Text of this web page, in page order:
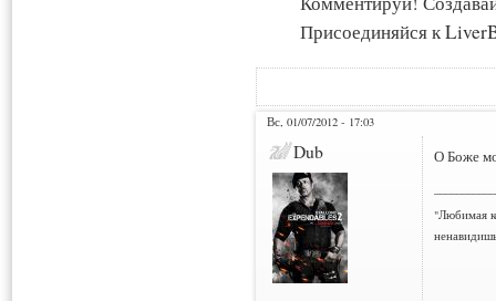
Присоединяйся к
Вс, 01/07/2012 - 17:03
Dub О Боже
"Любимая